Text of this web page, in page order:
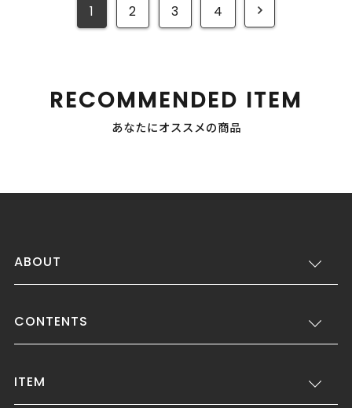
1 2 3 4
RECOMMENDED ITEM
あなたにオススメの商品
ABOUT
CONTENTS
ITEM